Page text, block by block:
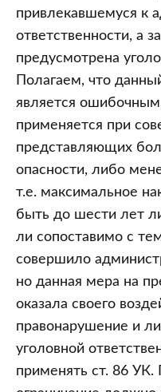
привлекавшемуся к
ответственности, а
предусмотрена
Полагаем, что
является
применяется при
представляющих
опасности, либо
т.е. максимальное
быть до шести лет
ли сопоставимо с
совершило
но данная мера на
оказала своего
правонарушение и
уголовной
применять ст. 86 УК.